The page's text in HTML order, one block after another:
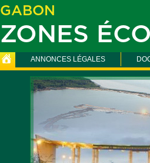
GABON
ZONES
ANNONCES LÉGALES